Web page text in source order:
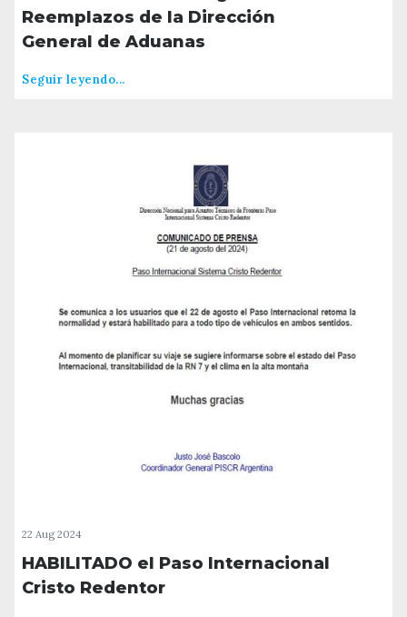
Reemplazos de la Dirección
General de Aduanas
Seguir leyendo...
22 Aug 2024
HABILITADO el Paso Internacional
Cristo Redentor